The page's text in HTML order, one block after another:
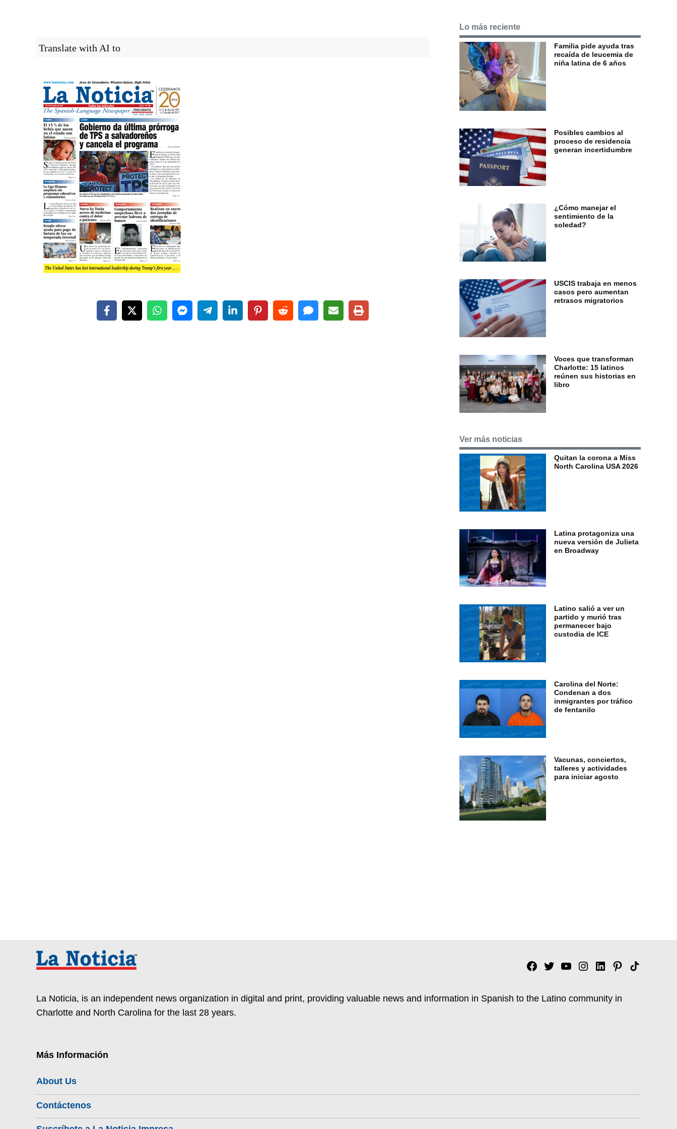
Translate with AI to
Lo más reciente
Familia pide ayuda tras
recaída de leucemia de
niña latina de 6 años
Posibles cambios al
proceso de residencia
generan incertidumbre
¿Cómo manejar el
sentimiento de la
soledad?
USCIS trabaja en menos
casos pero aumentan
retrasos migratorios
Voces que transforman
Charlotte: 15 latinos
reúnen sus historias en
libro
Ver más noticias
Quitan la corona a Miss
North Carolina USA 2026
Latina protagoniza una
nueva versión de Julieta
en Broadway
Latino salió a ver un
partido y murió tras
permanecer bajo
custodia de ICE
Carolina del Norte:
Condenan a dos
inmigrantes por tráfico
de fentanilo
Vacunas, conciertos,
talleres y actividades
para iniciar agosto
Facebook
TwitterYouTubeInstagram
Linkedin
Pinterest
Tik
La Noticia, is an independent news organization in digital and print, providing valuable news and information in Spanish to the Latino community in
Charlotte and North Carolina for the last 28 years.
Más Información
About Us
Contáctenos